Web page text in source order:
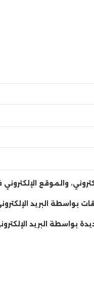
والموقع
بواسطة البريد
بواسطة البريد